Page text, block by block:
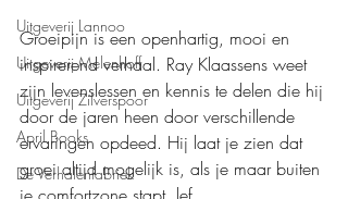
Uitgeverij Lannoo
Uitgeverij Melenhoff
Uitgeverij Zilverspoor
April Books
De Verhalenfabriek
Groeipijn is een openhartig, mooi en
inspirerend verhaal. Ray Klaassens weet
zijn levenslessen en kennis te delen die hij
door de jaren heen door verschillende
ervaringen opdeed. Hij laat je zien dat
groei altijd mogelijk is, als je maar buiten